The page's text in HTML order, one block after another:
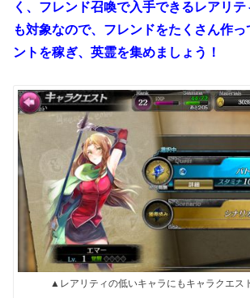
く、フレンド召喚で入手できるレアリ
も対象なので、フレンドをたくさん作っ
ントを稼ぎ、英霊を集めましょう！
▲レアリティの低いキャラにもキャラクエス